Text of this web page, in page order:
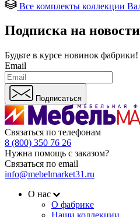
Все комплекты коллекции
Подписка на новости
Будьте в курсе новинок фабрики!
Email
Подписаться
Связаться по телефонам
8 (800) 350 76 26
Нужна помощь с заказом?
Связаться по email
info@mebelmarket31.ru
О нас
О фабрике